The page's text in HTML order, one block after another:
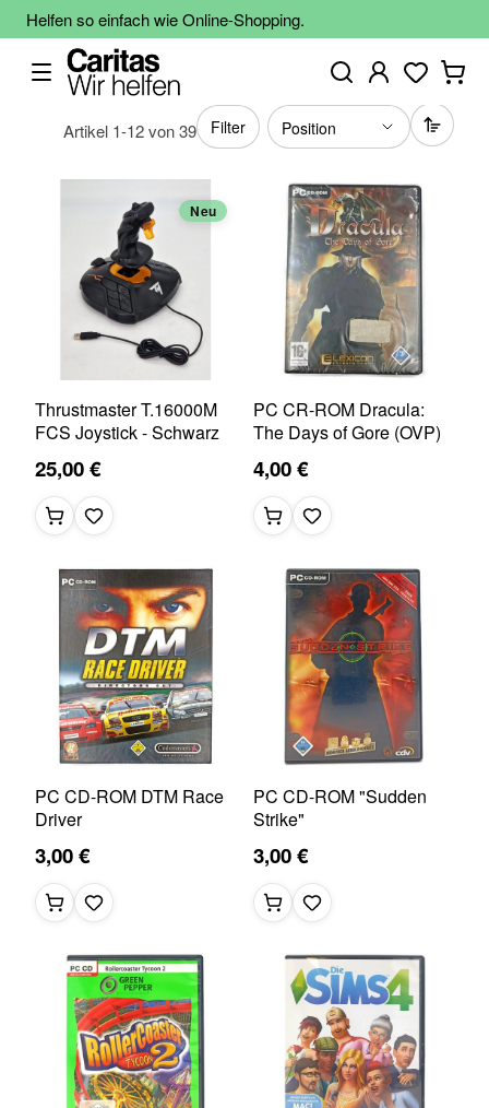
Helfen so einfach wie Online-Shopping.
Artikel 1-12von39 Filter
Neu
Thrustmaster T.16000M
FCS Joystick - Schwarz
25,00 €
PC CR-ROM Dracula:
The Days of Gore (OVP)
4,00 €
PC CD-ROM DTM Race
Driver
3,00 €
PC CD-ROM "Sudden
Strike"
3,00 €